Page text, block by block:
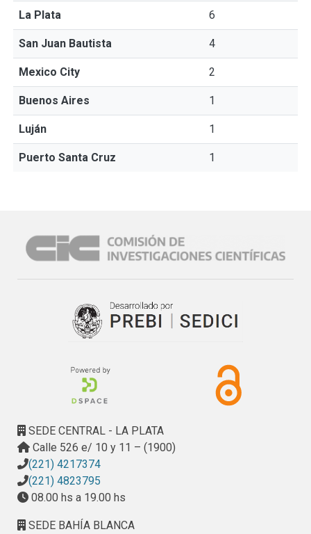
La Plata 6
San Juan Bautista 4
Mexico City 2
Buenos Aires 1
Luján 1
Puerto Santa Cruz 1
SEDE CENTRAL - LA PLATA
Calle 526 e/ 10 y 11 – (1900)
(221) 4217374
(221) 4823795
08.00 hs a 19.00 hs
SEDE BAHÍA BLANCA